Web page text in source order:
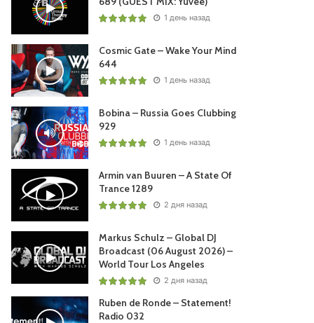
1 день назад
Cosmic Gate – Wake Your Mind
644
1 день назад
Bobina – Russia Goes Clubbing
929
1 день назад
Armin van Buuren – A State Of
Trance 1289
2 дня назад
Markus Schulz – Global DJ
Broadcast (06 August 2026) –
World Tour Los Angeles
2 дня назад
Ruben de Ronde – Statement!
Radio 032